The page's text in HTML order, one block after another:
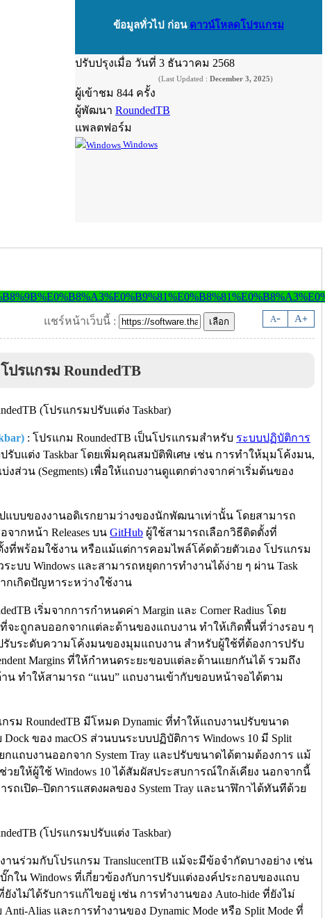
ข้อมูลทั่วไป ก่อน ดาวน์โหลดโปรแกรม
ปรับปรุงเมื่อ วันที่ 3 ธันวาคม 2568
(Last Updated : December 3, 2025)
ผู้เข้าชม 844 ครั้ง
ผู้พัฒนา RoundedTB
แพลตฟอร์ม
Windows
A- A+
แชร์หน้าเว็บนี้ :
โปรแกรม RoundedTB
: โปรแกม RoundedTB เป็นโปรแกรมสำหรับ ระบบปฏิบัติการ
รับแต่ง Taskbar โดยเพิ่มคุณสมบัติพิเศษ เช่น การทำให้มุมโค้งมน,
งส่วน (Segments) เพื่อให้แถบงานดูแตกต่างจากค่าเริ่มต้นของ
แบบของงานอดิเรกยามว่างของนักพัฒนาเท่านั้น โดยสามารถ
จากหน้า Releases บน GitHub ผู้ใช้สามารถเลือกวิธีติดตั้งที่
งที่พร้อมใช้งาน หรือแม้แต่การคอมไพล์โค้ดด้วยตัวเอง โปรแกรม
ะบบ Windows และสามารถหยุดการทำงานได้ง่าย ๆ ผ่าน Task
ากเกิดปัญหาระหว่างใช้งาน
เริ่มจากการกำหนดค่า Margin และ Corner Radius โดย
จะถูกลบออกจากแต่ละด้านของแถบงาน ทำให้เกิดพื้นที่ว่างรอบ ๆ
ปรับระดับความโค้งมนของมุมแถบงาน สำหรับผู้ใช้ที่ต้องการปรับ
Margins ที่ให้กำหนดระยะขอบแต่ละด้านแยกกันได้ รวมถึง
น ทำให้สามารถ “แนบ” แถบงานเข้ากับขอบหน้าจอได้ตาม
รม RoundedTB มีโหมด Dynamic ที่ทำให้แถบงานปรับขนาด
ของ macOS ส่วนบนระบบปฏิบัติการ Windows 10 มี Split
กแถบงานออกจาก System Tray และปรับขนาดได้ตามต้องการ แม้
วยให้ผู้ใช้ Windows 10 ได้สัมผัสประสบการณ์ใกล้เคียง นอกจากนี้
ารถเปิด–ปิดการแสดงผลของ System Tray และนาฬิกาได้ทันทีด้วย
านร่วมกับโปรแกรม TranslucentTB แม้จะมีข้อจำกัดบางอย่าง เช่น
กใน Windows ที่เกี่ยวข้องกับการปรับแต่งองค์ประกอบของแถบ
ไม่ได้รับการแก้ไขอยู่ เช่น การทำงานของ Auto-hide ที่ยังไม่
Alias และการทำงานของ Dynamic Mode หรือ Split Mode ที่